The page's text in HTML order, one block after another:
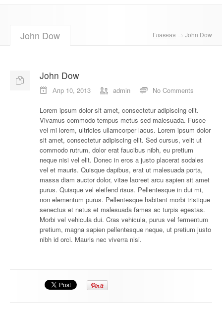
Оборудование
О компании
Контакты
John Dow Главная → John Dow
John Dow
Апр 10, 2013 admin No Comments
Lorem ipsum dolor sit amet, consectetur adipiscing elit.
Vivamus commodo tempus metus sed malesuada. Fusce
vel mi lorem, ultricies ullamcorper lacus. Lorem ipsum dolor
sit amet, consectetur adipiscing elit. Sed cursus, velit ut
commodo rutrum, dolor erat faucibus nibh, eu pretium
neque nisi vel elit. Donec in eros a justo placerat sodales
vel et mauris. Quisque dapibus, erat ut malesuada porta,
massa diam auctor dolor, vitae laoreet arcu sapien sit amet
purus. Quisque vel eleifend risus. Pellentesque in dui mi,
non elementum purus. Pellentesque habitant morbi tristique
senectus et netus et malesuada fames ac turpis egestas.
Morbi vel vehicula dui. Cras vehicula, purus vel fermentum
pretium, magna sapien pellentesque neque, ut pretium justo
nibh id orci. Mauris nec viverra nisi.